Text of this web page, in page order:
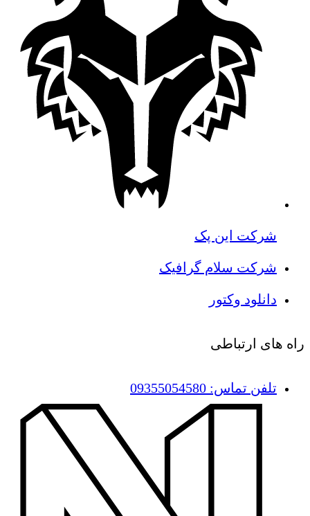
شرکت این پک
شرکت سلام گرافیک
دانلود وکتور
راه های ارتباطی
تلفن تماس: 09355054580